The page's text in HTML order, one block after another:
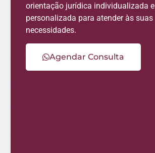
orientação jurídica individualizada e
personalizada para atender às suas
necessidades.
Agendar Consulta